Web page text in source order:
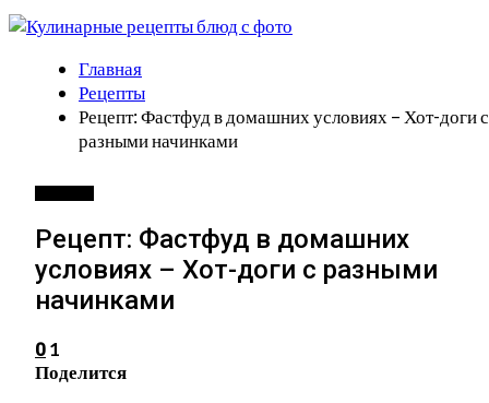
Главная
Рецепты
Рецепт: Фастфуд в домашних условиях – Хот-доги с
разными начинками
Рецепт: Фастфуд в домашних
условиях – Хот-доги с разными
начинками
0 1
Поделится